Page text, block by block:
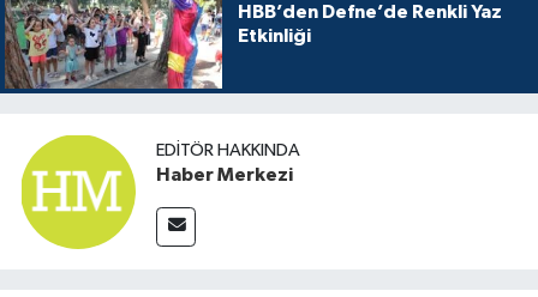
HBB’den Defne’de Renkli Yaz
Etkinliği
EDITÖR HAKKINDA
Haber Merkezi